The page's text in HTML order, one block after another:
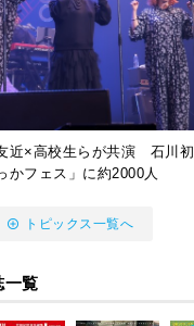
近×高校生らが共演 石川初
かフェス」に約2000人
トピックス一覧へ
一覧